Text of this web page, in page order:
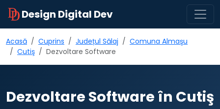
Design Digital Dev
Acasă Cuprins Județul Sălaj
Comuna Almaşu
Cutiş
Dezvoltare Software
Dezvoltare Software în Cutiş